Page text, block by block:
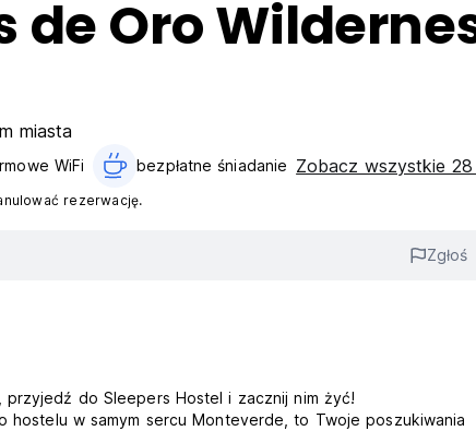
de Oro
miasta
WiFi bezpłatne śniadanie‎ Zobacz wszystkie
rezerwację.
Zgłoś
do Sleepers Hostel i zacznij nim żyć!
w samym sercu Monteverde, to Twoje poszukiwania